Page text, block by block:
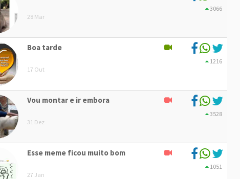
28 Mar
3066
Boa tarde
17 Out
1216
Vou montar e ir embora
31 Dez
3528
Esse meme ficou muito bom
27 Jan
1051